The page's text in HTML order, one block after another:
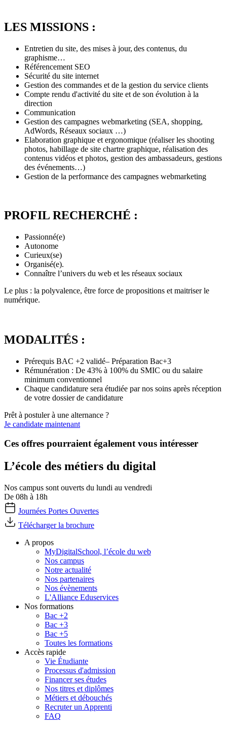
LES MISSIONS :
Entretien du site, des mises à jour, des contenus, du
graphisme…
Référencement SEO
Sécurité du site internet
Gestion des commandes et de la gestion du service clients
Compte rendu d'activité du site et de son évolution à la
direction
Communication
Gestion des campagnes webmarketing (SEA, shopping,
AdWords, Réseaux sociaux …)
Elaboration graphique et ergonomique (réaliser les shooting
photos, habillage de site chartre graphique, réalisation des
contenus vidéos et photos, gestion des ambassadeurs, gestions
des événements…)
Gestion de la performance des campagnes webmarketing
PROFIL RECHERCHÉ :
Passionné(e)
Autonome
Curieux(se)
Organisé(e).
Connaître l’univers du web et les réseaux sociaux
Le plus : la polyvalence, être force de propositions et maitriser le
numérique.
MODALITÉS :
Prérequis BAC +2 validé– Préparation Bac+3
Rémunération : De 43% à 100% du SMIC ou du salaire
minimum conventionnel
Chaque candidature sera étudiée par nos soins après réception
de votre dossier de candidature
Prêt à postuler à une alternance ?
Je candidate maintenant
Ces offres pourraient également vous intéresser
L’école des métiers du digital
Nos campus sont ouverts du lundi au vendredi
De 08h à 18h
Journées Portes Ouvertes
Télécharger la brochure
A propos
MyDigitalSchool, l’école du web
Nos campus
Notre actualité
Nos partenaires
Nos évènements
L'Alliance Eduservices
Nos formations
Bac +2
Bac +3
Bac +5
Toutes les formations
Accès rapide
Vie Étudiante
Processus d'admission
Financer ses études
Nos titres et diplômes
Métiers et débouchés
Recruter un Apprenti
FAQ